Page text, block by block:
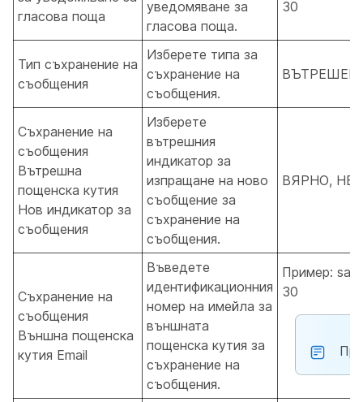
гласова поща
уведомяване за
гласова поща.
30
Тип съхранение на
съобщения
Изберете типа за
съхранение на
съобщения.
Съхранение на
съобщения
Вътрешна
пощенска кутия
Нов индикатор за
съобщения
Изберете
вътрешния
индикатор за
изпращане на ново
съобщение за
съхранение на
съобщения.
ВЯРНО,
Съхранение на
съобщения
Външна пощенска
кутия Email
Въведете
идентификационния
номер на имейла за
външната
пощенска кутия за
съхранение на
съобщения.
Пример:
30